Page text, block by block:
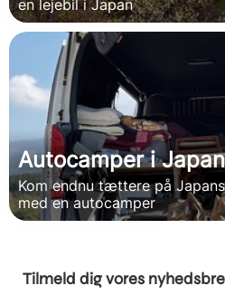
en lejebil i Japan
Autocamper i Japan
Kom endnu tættere på
med en autocamper
Tilmeld dig vores